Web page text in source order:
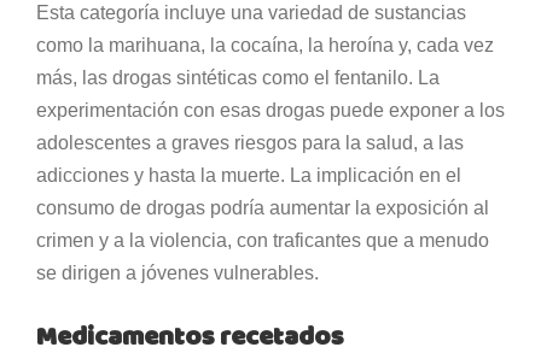
Esta categoría incluye una variedad de sustancias
como la marihuana, la cocaína, la heroína y, cada vez
más, las drogas sintéticas como el fentanilo. La
experimentación con esas drogas puede exponer a los
adolescentes a graves riesgos para la salud, a las
adicciones y hasta la muerte. La implicación en el
consumo de drogas podría aumentar la exposición al
crimen y a la violencia, con traficantes que a menudo
se dirigen a jóvenes vulnerables.
Medicamentos recetados